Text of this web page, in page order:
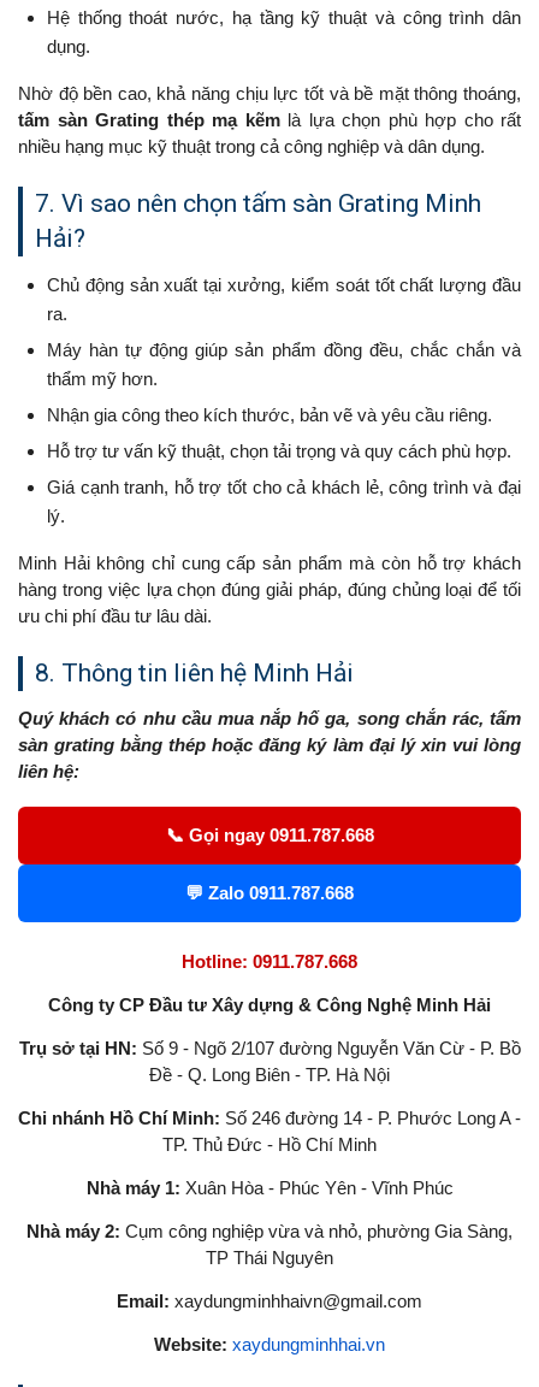
Hệ thống thoát nước, hạ tầng kỹ thuật và công trình dân
dụng.
Nhờ độ bền cao, khả năng chịu lực tốt và bề mặt thông thoáng,
tấm sàn Grating thép mạ kẽmlà lựa chọn phù hợp cho rất
nhiều hạng mục kỹ thuật trong cả công nghiệp và dân dụng.
7. Vì sao nên chọn tấm sàn Grating Minh
Hải?
Chủ động sản xuất tại xưởng, kiểm soát tốt chất lượng đầu
ra.
Máy hàn tự động giúp sản phẩm đồng đều, chắc chắn và
thẩm mỹ hơn.
Nhận gia công theo kích thước, bản vẽ và yêu cầu riêng.
Hỗ trợ tư vấn kỹ thuật, chọn tải trọng và quy cách phù hợp.
Giá cạnh tranh, hỗ trợ tốt cho cả khách lẻ, công trình và đại
lý.
Minh Hải không chỉ cung cấp sản phẩm mà còn hỗ trợ khách
hàng trong việc lựa chọn đúng giải pháp, đúng chủng loại để tối
ưu chi phí đầu tư lâu dài.
8. Thông tin liên hệ Minh Hải
Quý khách có nhu cầu mua nắp hố ga, song chắn rác, tấm
sàn grating bằng thép hoặc đăng ký làm đại lý xin vui lòng
liên hệ:
📞 Gọi ngay 0911.787.668
💬 Zalo 0911.787.668
Hotline: 0911.787.668
Công ty CP Đầu tư Xây dựng & Công Nghệ Minh Hải
Trụ sở tại HN: Số 9 - Ngõ 2/107 đường Nguyễn Văn Cừ - P. Bồ
Đề - Q. Long Biên - TP. Hà Nội
Chi nhánh Hồ Chí Minh: Số 246 đường 14 - P. Phước Long A -
TP. Thủ Đức - Hồ Chí Minh
Nhà máy 1: Xuân Hòa - Phúc Yên - Vĩnh Phúc
Nhà máy 2: Cụm công nghiệp vừa và nhỏ, phường Gia Sàng,
TP Thái Nguyên
Email: xaydungminhhaivn@gmail.com
Website: xaydungminhhai.vn